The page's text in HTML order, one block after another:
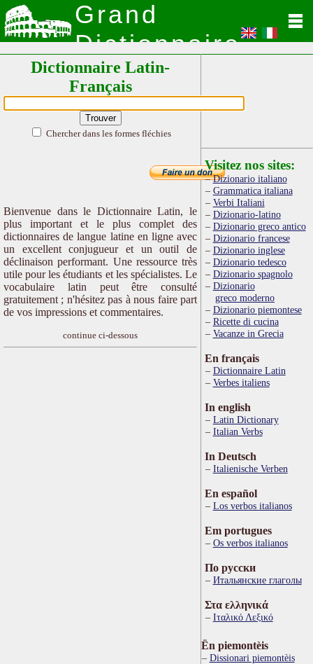
Grand
Dictionnaire
Latin
Dictionnaire Latin-
Français
Chercher dans les formes fléchies
Bienvenue dans le Dictionnaire Latin, le
plus important et le plus complet des
dictionnaires de langue latine en ligne avec
un excellent conjugueur et un outil de
déclinaison performant. Une ressource très
utile pour les étudiants et les spécialistes. Le
vocabulaire latin peut être consulté
gratuitement ; n'hésitez pas à nous faire part
de vos impressions et commentaires.
continue ci-dessous
Visitez nos sites:
Dizionario italiano
Grammatica italiana
Verbi Italiani
Dizionario-latino
Dizionario greco antico
Dizionario francese
Dizionario inglese
Dizionario tedesco
Dizionario spagnolo
Dizionario
greco moderno
Dizionario piemontese
Ricette di cucina
Vacanze in Grecia
En français
Dictionnaire Latin
Verbes italiens
In english
Latin Dictionary
Italian Verbs
In Deutsch
Italienische Verben
En español
Los verbos italianos
Em portugues
Os verbos italianos
По русски
Итальянские глаголы
Στα ελληνικά
Ιταλικό Λεξικό
Ën piemontèis
Dissionari piemontèis